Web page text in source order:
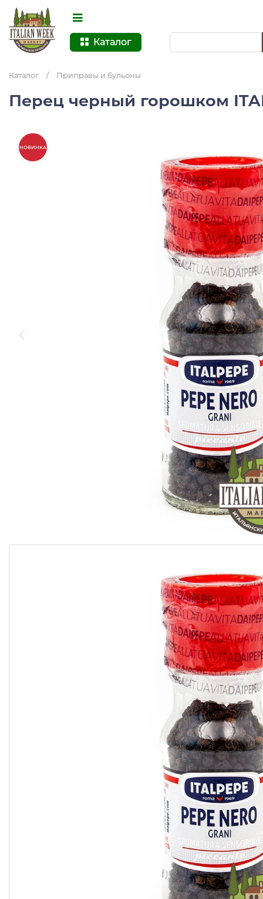
Каталог
Каталог / Приправы и бульоны
Перец черный горошком
НОВИНКА